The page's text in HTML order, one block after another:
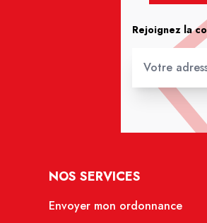
Rejoignez la
NOS SERVICES
Envoyer mon ordonnance